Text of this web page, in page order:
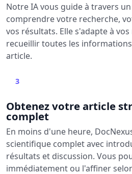
Notre IA vous guide à travers
comprendre votre recherche,
vos résultats. Elle s'adapte à
recueillir toutes les
article.
3
Obtenez votre article
complet
En moins d'une heure,
scientifique complet avec
résultats et discussion. Vous
immédiatement ou l'affiner